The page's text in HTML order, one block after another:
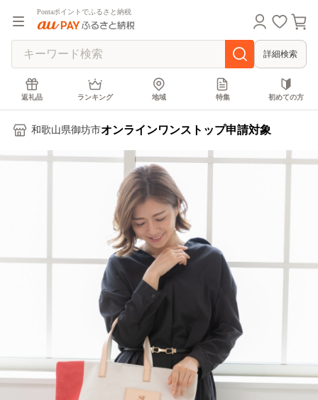
Pontaポイントでふるさと納税
詳細検索
返礼品 ランキング 地域 特集 初めての方
和歌山県御坊市オンラインワンストップ申請対象